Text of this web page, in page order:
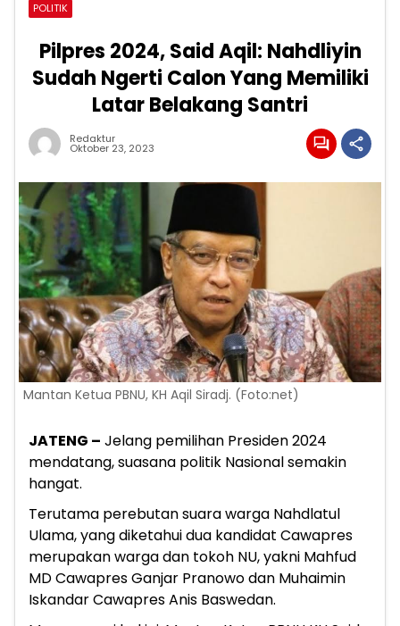
POLITIK
Pilpres 2024, Said Aqil: Nahdliyin
Sudah Ngerti Calon Yang Memiliki
Latar Belakang Santri
Redaktur
Oktober 23, 2023
Mantan Ketua PBNU, KH Aqil Siradj. (Foto:net)
JATENG – Jelang pemilihan Presiden 2024
mendatang, suasana politik Nasional semakin
hangat.
Terutama perebutan suara warga Nahdlatul
Ulama, yang diketahui dua kandidat Cawapres
merupakan warga dan tokoh NU, yakni Mahfud
MD Cawapres Ganjar Pranowo dan Muhaimin
Iskandar Cawapres Anis Baswedan.